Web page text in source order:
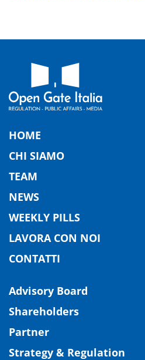
HOME
CHI SIAMO
TEAM
NEWS
WEEKLY PILLS
LAVORA CON NOI
CONTATTI
Advisory Board
Shareholders
Partner
Strategy & Regulation